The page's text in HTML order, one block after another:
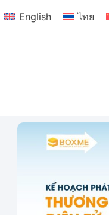
English ไทย